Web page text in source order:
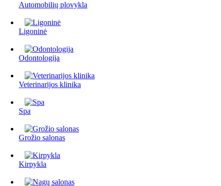
Automobilių plovykla
Ligoninė
Odontologija
Veterinarijos klinika
Spa
Grožio salonas
Kirpykla